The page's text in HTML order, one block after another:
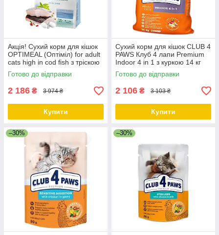
Акція! Сухий корм для кішок
OPTIMEAL (Оптіміл) for adult
cats high in cod fish з тріскою
10 кг
Готово до відправки
2 186 ₴ 3 974 ₴
Купити
Сухий корм для кішок CLUB 4
PAWS Клуб 4 лапи Premium
Indoor 4 in 1 з куркою 14 кг
Готово до відправки
2 106 ₴ 3 103 ₴
Купити
–30% –30%